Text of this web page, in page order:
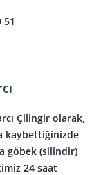
51
Çilingir olarak,
kaybettiğinizde
göbek (silindir)
24 saat